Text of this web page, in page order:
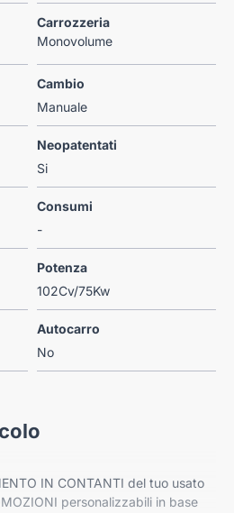
Carrozzeria
Monovolume
Cambio
Manuale
Neopatentati
Si
Consumi
-
Potenza
102Cv/75Kw
Autocarro
No
IN CONTANTI del tuo usato
personalizzabili in base